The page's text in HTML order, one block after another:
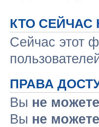
КТО СЕЙЧАС
Сейчас этот
ПРАВА
Вы не можете
Вы не можете